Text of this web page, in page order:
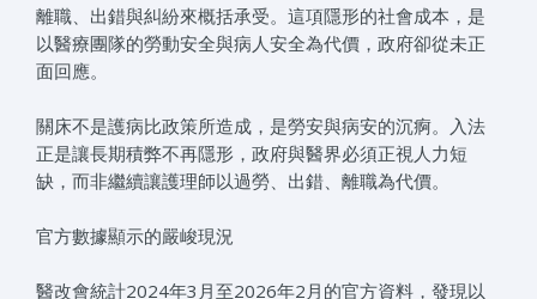
離職、出錯與糾紛來概括承受。這項隱形的社會成本，是
以醫療團隊的勞動安全與病人安全為代價，政府卻從未正
面回應。
關床不是護病比政策所造成，是勞安與病安的沉痾。入法
正是讓長期積弊不再隱形，政府與醫界必須正視人力短
缺，而非繼續讓護理師以過勞、出錯、離職為代價。
官方數據顯示的嚴峻現況
醫改會統計2024年3月至2026年2月的官方資料，發現以